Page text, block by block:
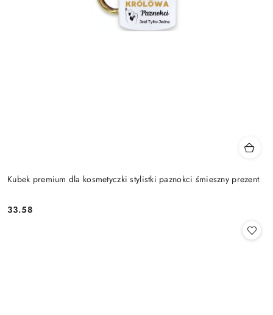
Kubek premium dla kosmetyczki stylistki paznokci śmieszny prezent
Cena:
33.58